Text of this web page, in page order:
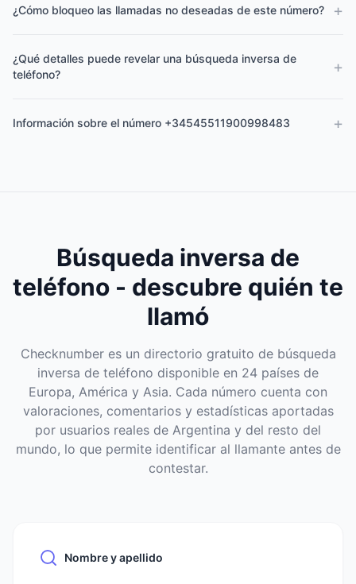
¿Cómo bloqueo las llamadas no deseadas de este número? +
¿Qué detalles puede revelar una búsqueda inversa de
teléfono?
+
Información sobre el número +34545511900998483 +
Búsqueda inversa de
teléfono - descubre quién te
llamó
Checknumber es un directorio gratuito de búsqueda
inversa de teléfono disponible en 24 países de
Europa, América y Asia. Cada número cuenta con
valoraciones, comentarios y estadísticas aportadas
por usuarios reales de Argentina y del resto del
mundo, lo que permite identificar al llamante antes de
contestar.
Nombre y apellido